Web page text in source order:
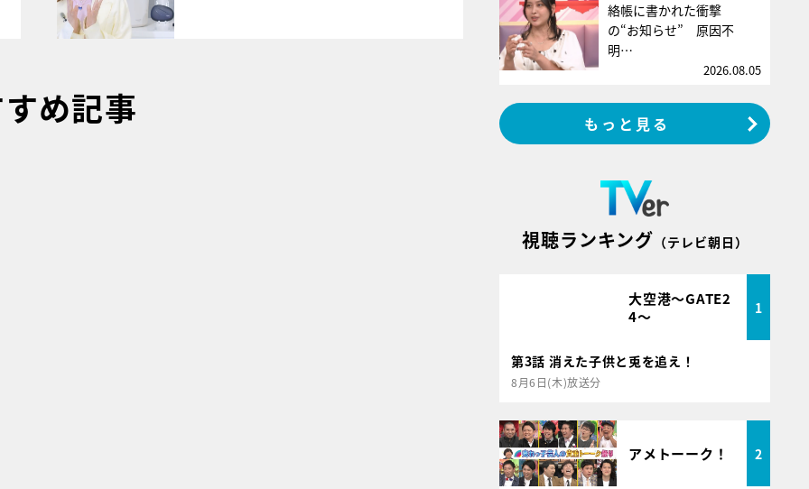
め記事
絡帳に書かれた衝撃
の“お知らせ” 原因不
明…
2026.08.05
もっと見る
視聴ランキング （テレビ朝日）
大空港～GATE2
4～
1
第3話 消えた子供と兎を追え！
8月6日(木)放送分
アメトーーク！ 2